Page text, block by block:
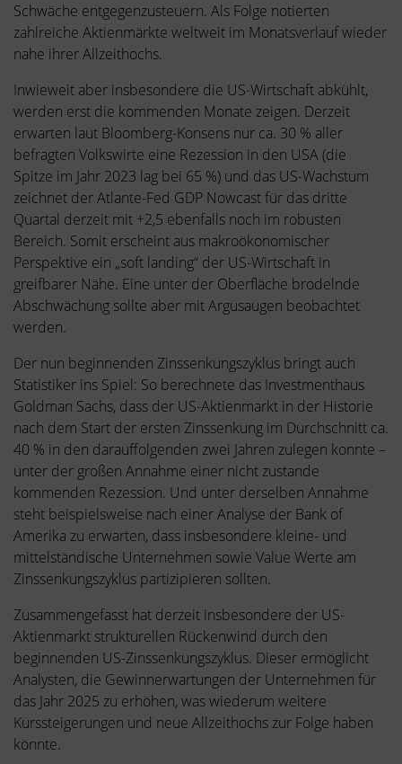
Schwäche entgegenzusteuern. Als Folge notierten
zahlreiche Aktienmärkte weltweit im Monatsverlauf wieder
nahe ihrer Allzeithochs.
Inwieweit aber insbesondere die US-Wirtschaft abkühlt,
werden erst die kommenden Monate zeigen. Derzeit
erwarten laut Bloomberg-Konsens nur ca. 30 % aller
befragten Volkswirte eine Rezession in den USA (die
Spitze im Jahr 2023 lag bei 65 %) und das US-Wachstum
zeichnet der Atlante-Fed GDP Nowcast für das dritte
Quartal derzeit mit +2,5 ebenfalls noch im robusten
Bereich. Somit erscheint aus makroökonomischer
Perspektive ein „soft landing“ der US-Wirtschaft in
greifbarer Nähe. Eine unter der Oberfläche brodelnde
Abschwächung sollte aber mit Argusaugen beobachtet
werden.
Der nun beginnenden Zinssenkungszyklus bringt auch
Statistiker ins Spiel: So berechnete das Investmenthaus
Goldman Sachs, dass der US-Aktienmarkt in der Historie
nach dem Start der ersten Zinssenkung im Durchschnitt ca.
40 % in den darauffolgenden zwei Jahren zulegen konnte –
unter der großen Annahme einer nicht zustande
kommenden Rezession. Und unter derselben Annahme
steht beispielsweise nach einer Analyse der Bank of
Amerika zu erwarten, dass insbesondere kleine- und
mittelständische Unternehmen sowie Value Werte am
Zinssenkungszyklus partizipieren sollten.
Zusammengefasst hat derzeit insbesondere der US-
Aktienmarkt strukturellen Rückenwind durch den
beginnenden US-Zinssenkungszyklus. Dieser ermöglicht
Analysten, die Gewinnerwartungen der Unternehmen für
das Jahr 2025 zu erhöhen, was wiederum weitere
Kurssteigerungen und neue Allzeithochs zur Folge haben
könnte.